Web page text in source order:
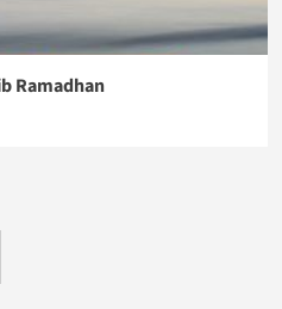
Ramadhan